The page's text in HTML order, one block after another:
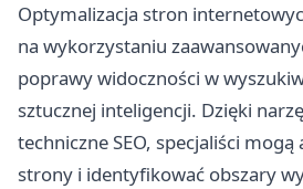
Optymalizacja stron
na wykorzystaniu
poprawy widoczności w
sztucznej inteligencji. Dzięki
techniczne SEO, specjaliści
strony i identyfikować obszary